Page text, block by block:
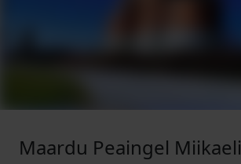
Maardu Peaingel